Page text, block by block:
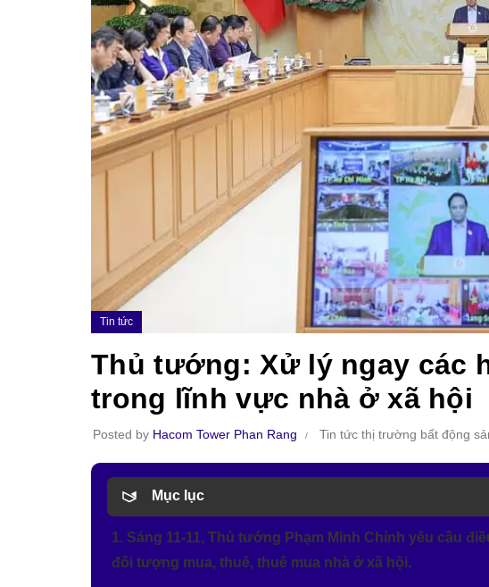
Tin tức
Thủ tướng: Xử lý ngay các
trong lĩnh vực nhà ở xã hội
Posted by Hacom Tower Phan Rang Tin tức thị trường bất động
Mục lục
1. Sáng 11-11, Thủ tướng Phạm Minh Chính yêu cầu
đối tượng mua, thuê, thuê mua nhà ở xã hội.